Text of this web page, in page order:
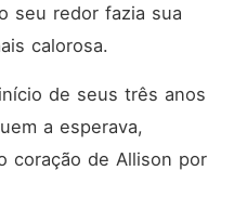
seu redor fazia sua
calorosa.
de seus três anos
a esperava,
coração de Allison por